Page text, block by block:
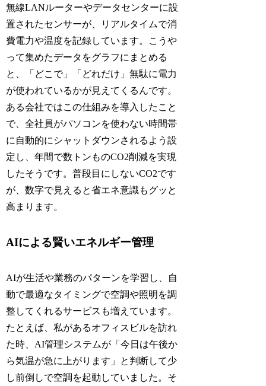
無線LANルーターやデータセンターに設
置されたセンサーが、リアルタイムで消
費電力や温度を記録しています。こうや
って集めたデータをグラフにまとめる
と、「どこで」「どれだけ」無駄に電力
が使われているかが見えてくるんです。
ある会社ではこの仕組みを導入したこと
で、全社員がパソコンを使わない時間帯
に自動的にシャットダウンされるよう設
定し、年間で数トンものCO2削減を実現
したそうです。普段目にしないCO2です
が、数字で見えると省エネ意識もグッと
高まります。
AIによる賢いエネルギー管理
AIが生活や業務のパターンを学習し、自
動で最適なタイミングで空調や照明を調
整してくれるサービスも増えています。
たとえば、私があるオフィスビルを訪れ
た時、AI管理システムが「今日は午後か
ら気温が急に上がります」と判断して少
し前倒しで空調を起動していました。そ